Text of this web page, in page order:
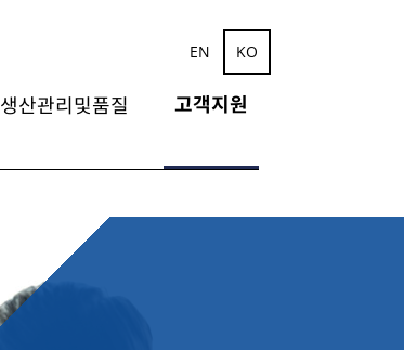
EN KO
생산관리및품질 고객지원